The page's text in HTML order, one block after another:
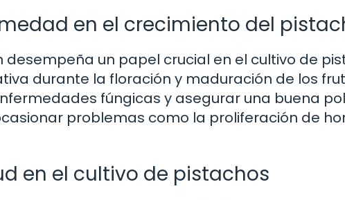
en el crecimiento del
un papel crucial en el cultivo de
durante la floración y maduración de los
fúngicas y asegurar una buena
problemas como la proliferación de
en el cultivo de pistachos